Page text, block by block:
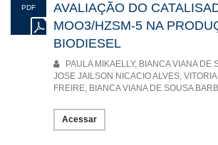
PDF
AVALIAÇÃO DO
MOO3/HZSM-5 NA
BIODIESEL
PAULA MIKAELLY, BIANCA VIANA DE
JOSE JAILSON NICACIO ALVES,
FREIRE, BIANCA VIANA DE SOUSA
Acessar